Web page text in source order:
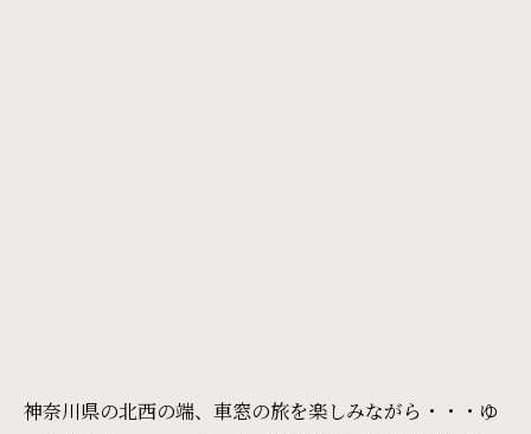
神奈川県の北西の端、車窓の旅を楽しみながら・・・ゆ